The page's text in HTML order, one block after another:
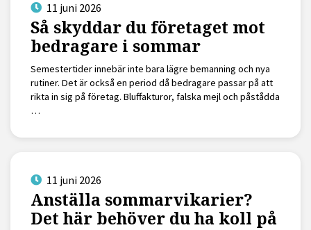
11 juni 2026
Så skyddar du företaget mot
bedragare i sommar
Semestertider innebär inte bara lägre bemanning och nya
rutiner. Det är också en period då bedragare passar på att
rikta in sig på företag. Bluffakturor, falska mejl och påstådda
…
11 juni 2026
Anställa sommarvikarier?
Det här behöver du ha koll på